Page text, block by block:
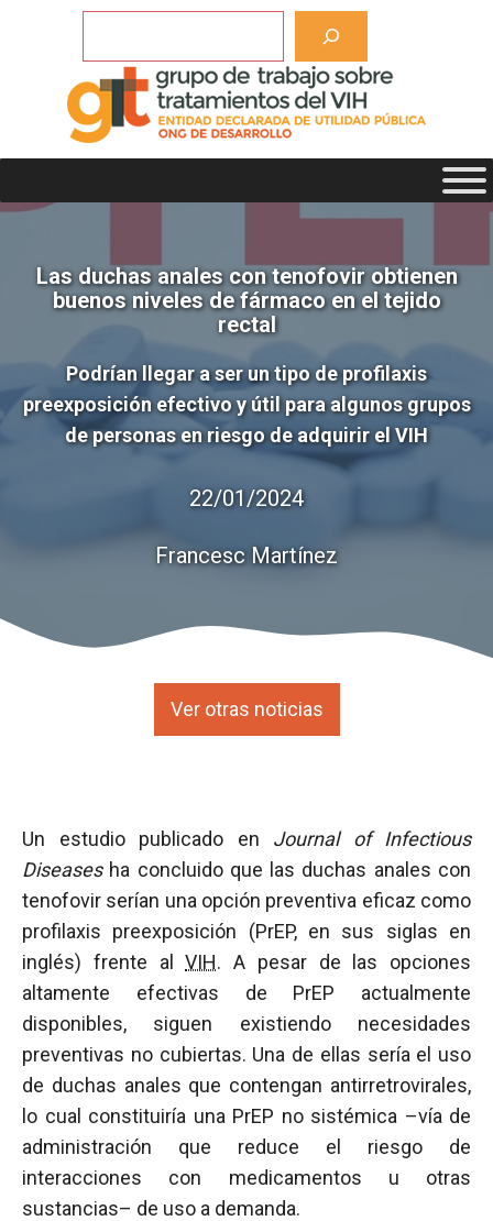
Las duchas anales con tenofovir obtienen
buenos niveles de fármaco en el tejido
rectal
Podrían llegar a ser un tipo de profilaxis
preexposición efectivo y útil para algunos grupos
de personas en riesgo de adquirir el VIH
22/01/2024
Francesc Martínez
Ver otras noticias
Un estudio publicado en Journal of Infectious
Diseasesha concluido que las duchas anales con
tenofovir serían una opción preventiva eficaz como
profilaxis preexposición (PrEP, en sus siglas en
inglés) frente alVIH. A pesar de las opciones
altamente efectivas de PrEP actualmente
disponibles, siguen existiendo necesidades
preventivas no cubiertas. Una de ellas sería el uso
de duchas anales que contengan antirretrovirales,
lo cual constituiría una PrEP no sistémica –vía de
administración que reduce el riesgo de
interacciones con medicamentos u otras
sustancias– de uso a demanda.